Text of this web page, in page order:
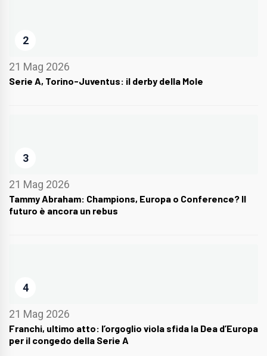
2
21 Mag 2026
Serie A, Torino-Juventus: il derby della Mole
3
21 Mag 2026
Tammy Abraham: Champions, Europa o Conference? Il
futuro è ancora un rebus
4
21 Mag 2026
Franchi, ultimo atto: l’orgoglio viola sfida la Dea d’Europa
per il congedo della Serie A